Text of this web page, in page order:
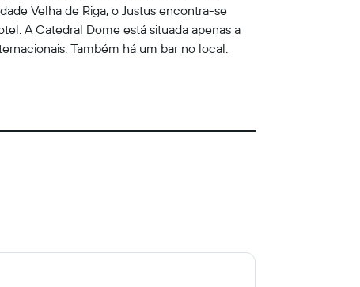
Velha de Riga, o Justus encontra-se
A Catedral Dome está situada apenas a
Também há um bar no local.